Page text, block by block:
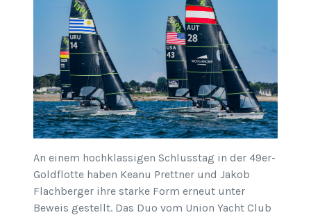
An einem hochklassigen Schlusstag in der 49er-
Goldflotte haben Keanu Prettner und Jakob
Flachberger ihre starke Form erneut unter
Beweis gestellt. Das Duo vom Union Yacht Club